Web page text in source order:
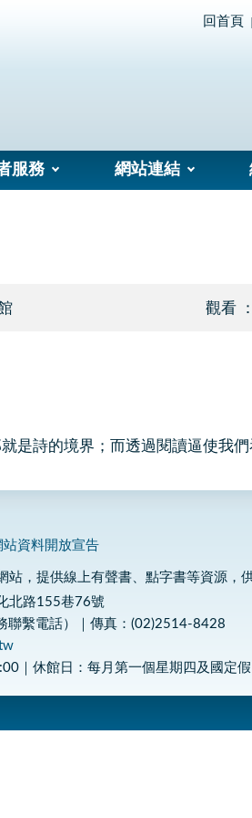
回首頁
服務 網站連結
觀看
詩的境界；而透過閱讀逼使我
站資料開放宣告
站，提供線上有聲書、點字書等資源，
北路155巷76號
聯繫電話）｜傳真：(02)2514-8428
｜休館日：每月第一個星期四及國定假